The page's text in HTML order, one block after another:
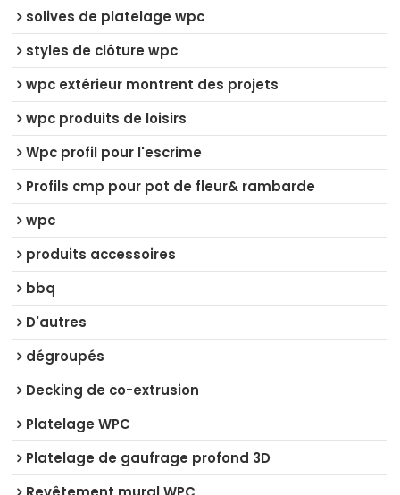
solives de platelage wpc
styles de clôture wpc
wpc extérieur montrent des projets
wpc produits de loisirs
Wpc profil pour l'escrime
Profils cmp pour pot de fleur& rambarde
wpc
produits accessoires
bbq
D'autres
dégroupés
Decking de co-extrusion
Platelage WPC
Platelage de gaufrage profond 3D